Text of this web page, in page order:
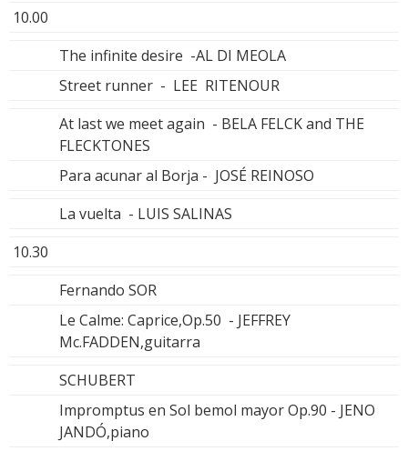
10.00
The infinite desire -AL DI MEOLA
Street runner - LEE RITENOUR
At last we meet again - BELA FELCK and THE
FLECKTONES
Para acunar al Borja - JOSÉ REINOSO
La vuelta - LUIS SALINAS
10.30
Fernando SOR
Le Calme: Caprice,Op.50 - JEFFREY
Mc.FADDEN,guitarra
SCHUBERT
Impromptus en Sol bemol mayor Op.90 - JENO
JANDÓ,piano